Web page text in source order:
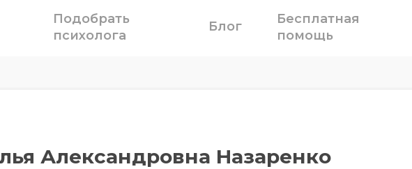
Подобрать
психолога
Блог Бесплатная
помощь
Александровна Назаренко